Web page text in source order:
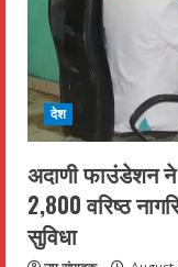
देश
अदाणी फाउंडेशन
2,800 वरिष्ठ
सुविधा